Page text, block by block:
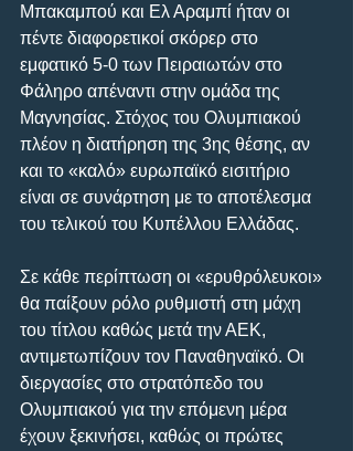
Μπακαμπού και Ελ Αραμπί ήταν οι
πέντε διαφορετικοί σκόρερ στο
εμφατικό 5-0 των Πειραιωτών στο
Φάληρο απέναντι στην ομάδα της
Μαγνησίας. Στόχος του Ολυμπιακού
πλέον η διατήρηση της 3ης θέσης, αν
και το «καλό» ευρωπαϊκό εισιτήριο
είναι σε συνάρτηση με το αποτέλεσμα
του τελικού του Κυπέλλου Ελλάδας.
Σε κάθε περίπτωση οι «ερυθρόλευκοι»
θα παίξουν ρόλο ρυθμιστή στη μάχη
του τίτλου καθώς μετά την ΑΕΚ,
αντιμετωπίζουν τον Παναθηναϊκό. Οι
διεργασίες στο στρατόπεδο του
Ολυμπιακού για την επόμενη μέρα
έχουν ξεκινήσει, καθώς οι πρώτες